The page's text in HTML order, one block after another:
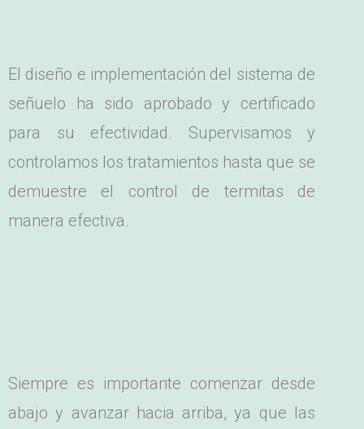
El diseño e implementación del sistema de
señuelo ha sido aprobado y certificado
para su efectividad. Supervisamos y
controlamos los tratamientos hasta que se
demuestre el control de termitas de
manera efectiva.
Siempre es importante comenzar desde
abajo y avanzar hacia arriba, ya que las